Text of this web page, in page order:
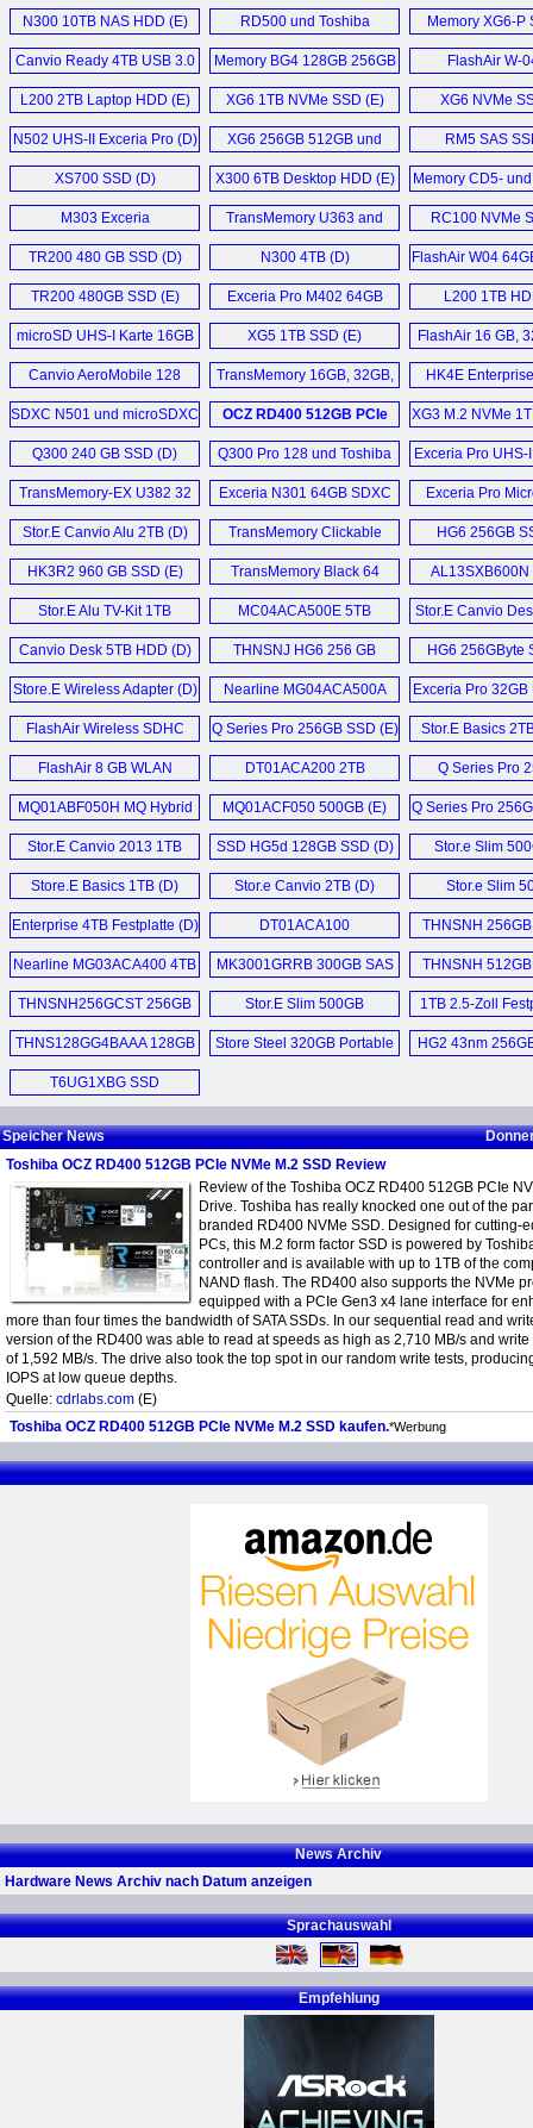
Canvio Basics 2022 2TB
USB 3.2 Gen 1 External
HDD (E)
N300 16TB NAS
Festplatte (D)
Canvio Advance 2TB USB
3.2 Gen1 (E)
X300 14TB Performance
HDD (E)
X300 8TB HDD (E)
Mehr Speicher News ...
47M7463DG (D)
CB30-102 Notebook (D)
Satellite P50-A-11L (D)
KIRAbook 13 i7 (E)
Mehr Sonstige News ...
14TB HDD (D)
SSD (D)
N300 10TB NAS HDD (E)
RD500 und Toshiba
RC500 (D)
Memory XG6-P
Canvio Ready 4TB USB 3.0
HDD (E)
Memory BG4 128GB 256GB
512GB und 1TB (D)
FlashAir W-
L200 2TB Laptop HDD (E) XG6 1TB NVMe SSD (E) XG6 NVMe
N502 UHS-II Exceria Pro (D)
XG6 256GB 512GB und
1024GB (D)
RM5 SAS
XS700 SSD (D) X300 6TB Desktop HDD (E)
Memory CD5-
HK6-DC
M303 Exceria
microSDXC (D)
TransMemory U363 and
U364 128GB USB 3.0 (E)
RC100 NVMe
TR200 480 GB SSD (D) N300 4TB (D)
FlashAir W04
SDXC
TR200 480GB SSD (E)
Exceria Pro M402 64GB
microSDXC (D)
L200 1TB
microSD UHS-I Karte 16GB
bis 256GB (D)
XG5 1TB SSD (E)
FlashAir 16 GB,
64 GB
Canvio AeroMobile 128
GB (D)
TransMemory 16GB, 32GB,
64GB, 128GB (D)
HK4E
SSD (E)
SDXC N501 und microSDXC
M402 (D)
OCZ RD400 512GB PCIe
NVMe M.2 SSD (E)
XG3 M.2 NVMe
Q300 240 GB SSD (D)
Q300 Pro 128 und Toshiba
Q300 Pro 256 GB (D)
Exceria Pro UHS-
Karten
TransMemory-EX U382 32
GB Typ-A und Typ-C Stick (D)
Exceria N301 64GB SDXC
Card (E)
Exceria Pro
Stor.E Canvio Alu 2TB (D)
TransMemory Clickable
32GB (D)
HG6 256GB
HK3R2 960 GB SSD (E)
TransMemory Black 64
GB (D)
AL13SXB600N
SAS (E)
Stor.E Alu TV-Kit 1TB
Festplatte (D)
MC04ACA500E 5TB
Festplatten (D)
Stor.E Canvio
Canvio Desk 5TB HDD (D)
THNSNJ HG6 256 GB
SSD (E)
HG6 256GByte
Store.E Wireless Adapter (D)
Nearline MG04ACA500A
5TB HDD (E)
Exceria Pro 32GB
FlashAir Wireless SDHC
32GB (D)
Q Series Pro 256GB SSD (E)
Stor.E Basics
1TB, Slim
My Passport
FlashAir 8 GB WLAN
SDHC (D)
DT01ACA200 2TB
Festplatten (D)
Q Series Pro
SSD (D)
MQ01ABF050H MQ Hybrid
Drive 500 GB SSHD (D)
MQ01ACF050 500GB (E) Q Series Pro
Stor.E Canvio 2013 1TB
HDD (D)
SSD HG5d 128GB SSD (D) Stor.e Slim
Store.E Basics 1TB (D) Stor.e Canvio 2TB (D)
Stor.e Slim
Festplatten
Enterprise 4TB Festplatte (D)
DT01ACA100
Festplatten (D)
THNSNH
Nearline MG03ACA400 4TB
SATA3 HDD (E)
MK3001GRRB 300GB SAS
HDD (E)
THNSNH
THNSNH256GCST 256GB
SSD (E)
Stor.E Slim 500GB
Festplatte (D)
1TB 2.5-Zoll
THNS128GG4BAAA 128GB
SSD (E)
Store Steel 320GB Portable
HG2 43nm
T6UG1XBG SSD
Controller (E)
Speicher News
Toshiba OCZ RD400 512GB PCIe NVMe M.2 SSD Review
Review of the Toshiba OCZ RD400 512GB PCIe
Drive. Toshiba has really knocked one out of the
branded RD400 NVMe SSD. Designed for cutting-
PCs, this M.2 form factor SSD is powered by
controller and is available with up to 1TB of the
NAND flash. The RD400 also supports the NVMe
equipped with a PCIe Gen3 x4 lane interface for
more than four times the bandwidth of SATA SSDs. In our sequential read and
version of the RD400 was able to read at speeds as high as 2,710 MB/s and
of 1,592 MB/s. The drive also took the top spot in our random write tests,
IOPS at low queue depths.
Quelle: cdrlabs.com (E)
Toshiba OCZ RD400 512GB PCIe NVMe M.2 SSD kaufen.*Werbung
News Archiv
Hardware News Archiv nach Datum anzeigen
Sprachauswahl
Empfehlung